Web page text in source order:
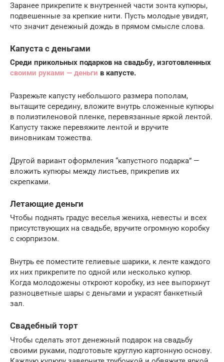
Заранее прикрепите к внутренней части зонта купюры,
подвешенные за крепкие нити. Пусть молодые увидят,
что значит денежный дождь в прямом смысле слова.
Капуста с деньгами
Среди прикольных подарков на свадьбу, изготовленных
своими руками — деньги в капусте.
Разрежьте капусту небольшого размера пополам,
вытащите середину, вложите внутрь сложенные купюры
в полиэтиленовой пленке, перевязанные яркой лентой.
Капусту также перевяжите лентой и вручите
виновникам тожества.
Другой вариант оформления “капустного подарка” —
вложить купюры между листьев, прикрепив их
скрепками.
Летающие деньги
Чтобы поднять градус веселья жениха, невесты и всех
присутствующих на свадьбе, вручите огромную коробку
с сюрпризом.
Внутрь ее поместите гелиевые шарики, к ленте каждого
их них прикрепите по одной или несколько купюр.
Когда молодожены откроют коробку, из нее выпорхнут
разноцветные шары с деньгами и украсят банкетный
зал.
Свадебный торт
Чтобы сделать этот денежный подарок на свадьбу
своими руками, подготовьте круглую картонную основу.